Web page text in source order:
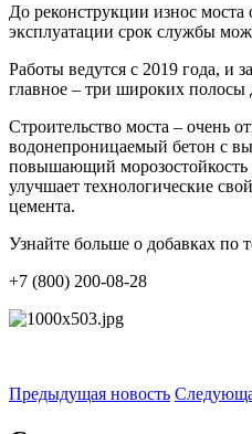
До реконструкции износ
эксплуатации срок службы
Работы ведутся с 2019 года, и
главное – три широких
Строительство моста – очень
водонепроницаемый бетон с
повышающий морозостойкость
улучшает технологические
цемента.
Узнайте больше о добавках по
+7 (800) 200-08-28
Предыдущая новость